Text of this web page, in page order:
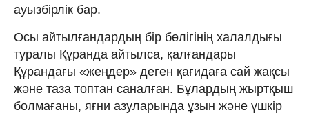
ауызбірлік бар.
Осы айтылғандардың бір бөлігінің халалдығы
туралы Құранда айтылса, қалғандары
Құрандағы «жеңдер» деген қағидаға сай жақсы
және таза топтан саналған. Бұлардың жыртқыш
болмағаны, яғни азуларында ұзын және үшкір